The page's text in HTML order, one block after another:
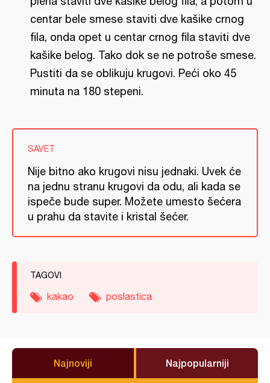
centar bele smese staviti dve kašike crnog
fila, onda opet u centar crnog fila staviti dve
kašike belog. Tako dok se ne potroše smese.
Pustiti da se oblikuju krugovi. Peći oko 45
minuta na 180 stepeni.
SAVET
Nije bitno ako krugovi nisu jednaki. Uvek će
na jednu stranu krugovi da odu, ali kada se
ispeče bude super. Možete umesto šećera
u prahu da stavite i kristal šećer.
TAGOVI
kakao poslastica
Najnoviji Najpopularniji